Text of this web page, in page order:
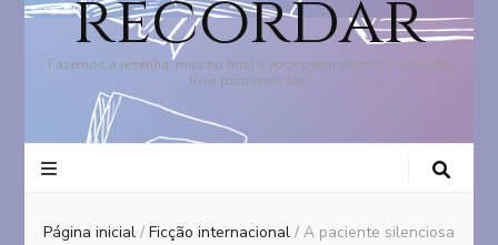
recordar
Fazemos a resenha, mas no final é você quem decide: Esse é um
livro para recordar?
Página inicial / Ficção internacional / A paciente silenciosa